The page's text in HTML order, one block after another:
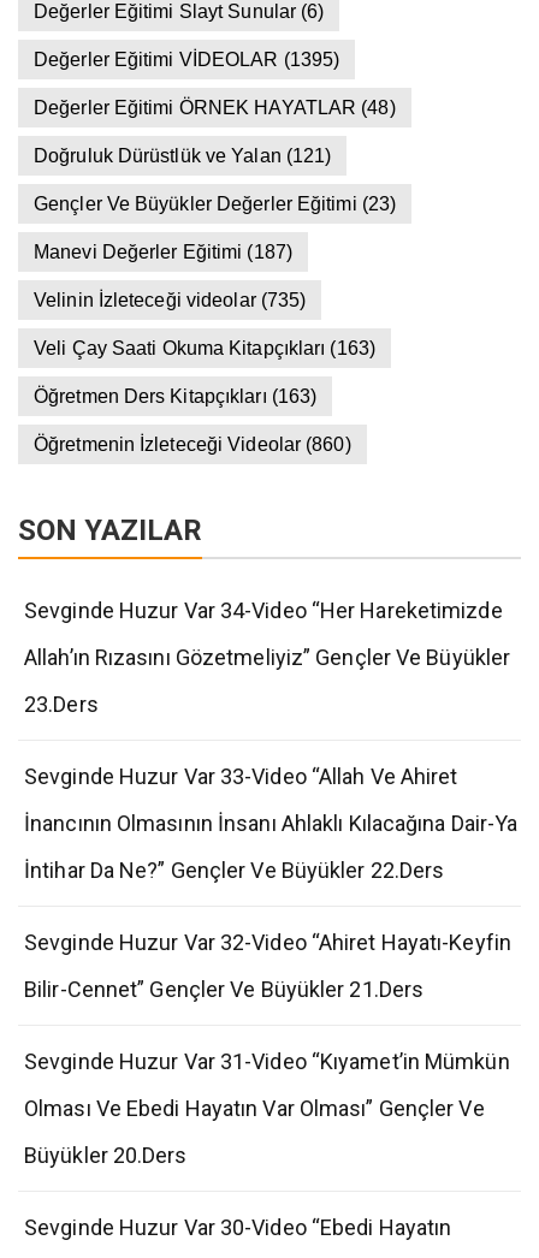
Değerler Eğitimi Slayt Sunular (6)
Değerler Eğitimi VİDEOLAR (1395)
Değerler Eğitimi ÖRNEK HAYATLAR (48)
Doğruluk Dürüstlük ve Yalan (121)
Gençler Ve Büyükler Değerler Eğitimi (23)
Manevi Değerler Eğitimi (187)
Velinin İzleteceği videolar(735)
Veli Çay Saati Okuma Kitapçıkları (163)
Öğretmen Ders Kitapçıkları (163)
Öğretmenin İzleteceği Videolar (860)
SON YAZILAR
Sevginde Huzur Var 34-Video “Her Hareketimizde
Allah’ın Rızasını Gözetmeliyiz” Gençler Ve Büyükler
23.Ders
Sevginde Huzur Var 33-Video “Allah Ve Ahiret
İnancının Olmasının İnsanı Ahlaklı Kılacağına Dair-Ya
İntihar Da Ne?” Gençler Ve Büyükler 22.Ders
Sevginde Huzur Var 32-Video “Ahiret Hayatı-Keyfin
Bilir-Cennet” Gençler Ve Büyükler 21.Ders
Sevginde Huzur Var 31-Video “Kıyamet’in Mümkün
Olması Ve Ebedi Hayatın Var Olması” Gençler Ve
Büyükler 20.Ders
Sevginde Huzur Var 30-Video “Ebedi Hayatın